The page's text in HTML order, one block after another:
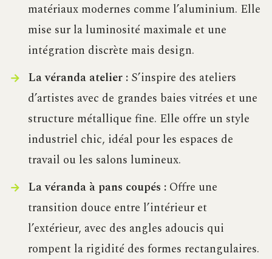
matériaux modernes comme l’aluminium. Elle
mise sur la luminosité maximale et une
intégration discrète mais design.
La véranda atelier :S’inspire des ateliers
d’artistes avec de grandes baies vitrées et une
structure métallique fine. Elle offre un style
industriel chic, idéal pour les espaces de
travail ou les salons lumineux.
La véranda à pans coupés :Offre une
transition douce entre l’intérieur et
l’extérieur, avec des angles adoucis qui
rompent la rigidité des formes rectangulaires.